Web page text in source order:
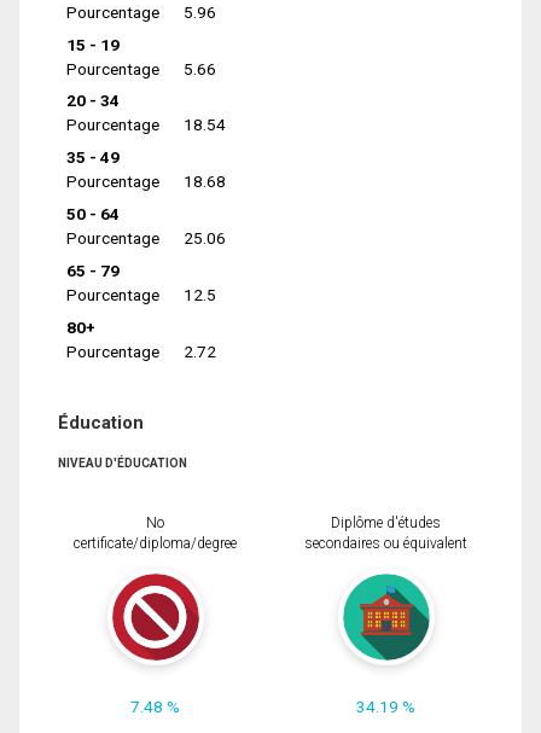
Pourcentage
5.96
15 - 19
Pourcentage
5.66
20 - 34
Pourcentage
18.54
35 - 49
Pourcentage
18.68
50 - 64
Pourcentage
25.06
65 - 79
Pourcentage
12.5
80+
Pourcentage
2.72
Éducation
NIVEAU D'ÉDUCATION
No
certificate/diploma/degree
7.48 %
Diplôme d'études
secondaires ou équivalent
34.19 %